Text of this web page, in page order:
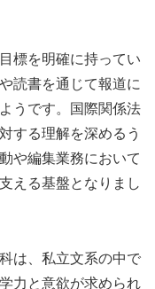
標を明確に持ってい
読書を通じて報道に
うです。国際関係法
する理解を深めるう
や編集業務において
える基盤となりまし
は、私立文系の中で
力と意欲が求められ